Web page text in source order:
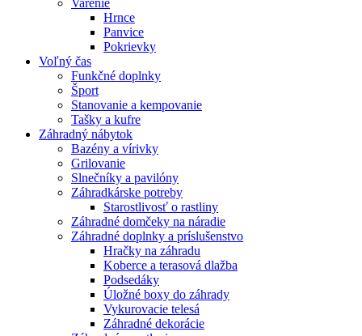
Hrnce
Panvice
Pokrievky
Voľný čas
Funkčné doplnky
Šport
Stanovanie a kempovanie
Tašky a kufre
Záhradný nábytok
Bazény a vírivky
Grilovanie
Slnečníky a pavilóny
Záhradkárske potreby
Starostlivosť o rastliny
Záhradné domčeky na náradie
Záhradné doplnky a príslušenstvo
Hračky na záhradu
Koberce a terasová dlažba
Podsedáky
Úložné boxy do záhrady
Vykurovacie telesá
Záhradné dekorácie